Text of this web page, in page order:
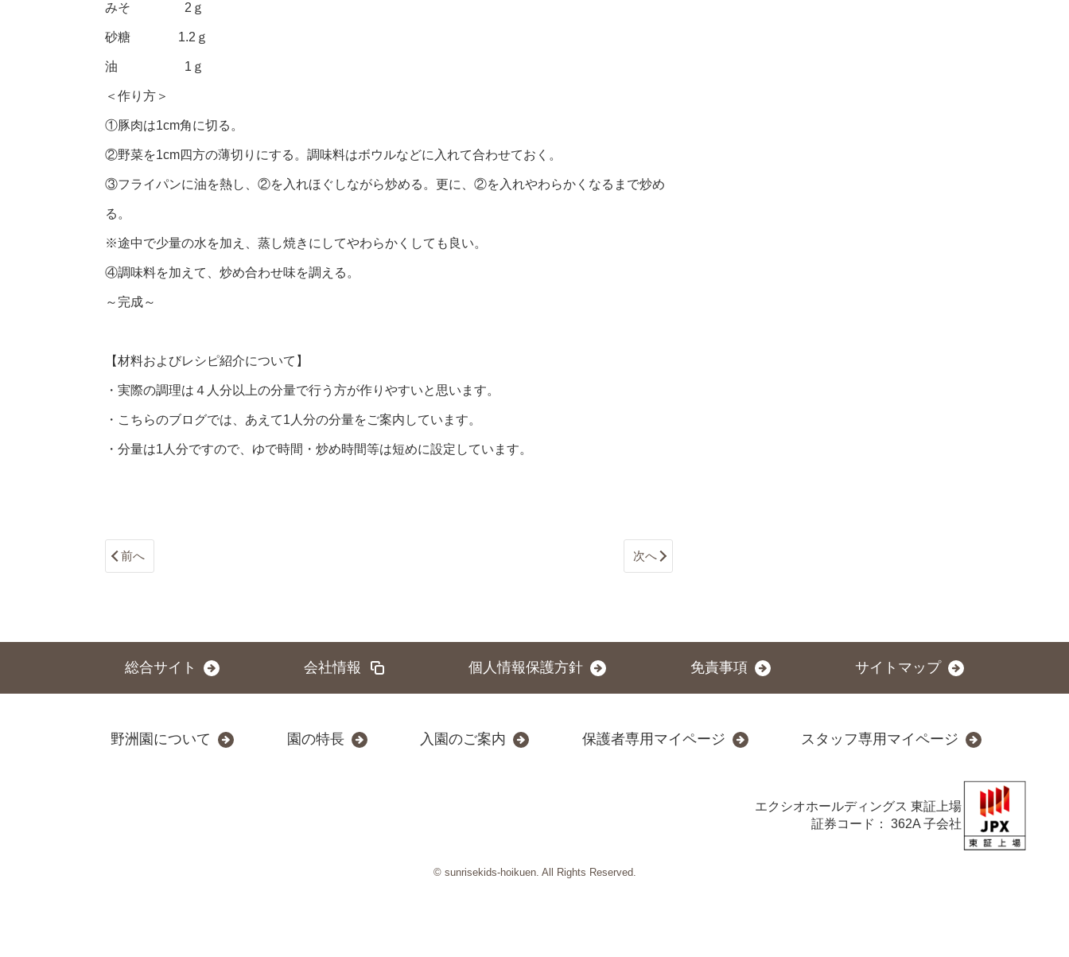
みそ 2ｇ
砂糖 1.2ｇ
油 1ｇ
＜作り方＞
①豚肉は1cm角に切る。
②野菜を1cm四方の薄切りにする。調味料はボウルなどに入れて合わせておく。
③フライパンに油を熱し、②を入れほぐしながら炒める。更に、②を入れやわらかくなるまで炒め
る。
※途中で少量の水を加え、蒸し焼きにしてやわらかくしても良い。
④調味料を加えて、炒め合わせ味を調える。
～完成～
【材料およびレシピ紹介について】
・実際の調理は４人分以上の分量で行う方が作りやすいと思います。
・こちらのブログでは、あえて1人分の分量をご案内しています。
・分量は1人分ですので、ゆで時間・炒め時間等は短めに設定しています。
前へ 次へ
総合サイト 会社情報 個人情報保護方針 免責事項 サイトマップ
野洲園について 園の特長 入園のご案内 保護者専用マイページ スタッフ専用マイページ
エクシオホールディングス 東証上場
証券コード： 362A 子会社
© sunrisekids-hoikuen. All Rights Reserved.